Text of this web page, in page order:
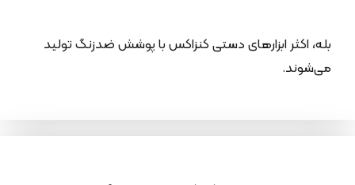
بله، اکثر ابزارهای دستی کنزاکس با پوشش ضدزنگ تولید
می‌شوند.